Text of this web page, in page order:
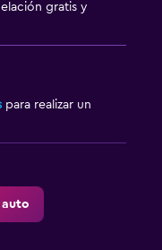
gratis y
para realizar un
auto